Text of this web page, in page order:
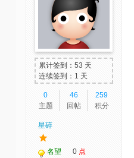
累计签到：53 天
连续签到：1 天
0
主题
46
回帖
259
积分
星碎
名望 0 点